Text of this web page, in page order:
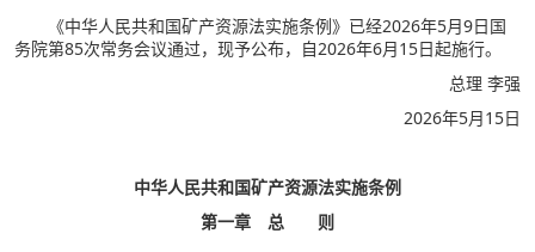
《中华人民共和国矿产资源法实施条例》已经2026年5月9日国
务院第85次常务会议通过，现予公布，自2026年6月15日起施行。
总理 李强
2026年5月15日
中华人民共和国矿产资源法实施条例
第一章 总 则